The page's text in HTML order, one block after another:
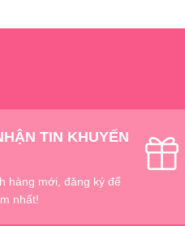
TIN KHUYẾN
hàng mới, đăng ký để
nhất!